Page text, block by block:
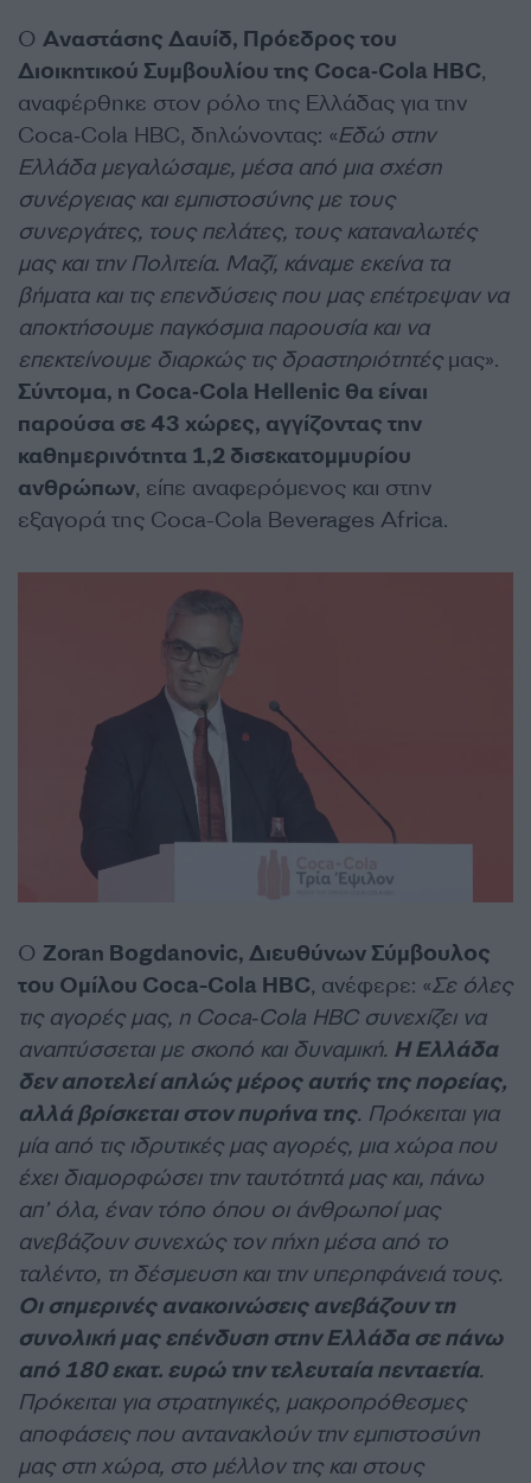
Ο Αναστάσης Δαυίδ, Πρόεδρος του
Διοικητικού Συμβουλίου της Coca‑Cola HBC,
αναφέρθηκε στον ρόλο της Ελλάδας για την
Coca‑Cola HBC, δηλώνοντας: «Εδώ στην
Ελλάδα μεγαλώσαμε, μέσα από μια σχέση
συνέργειας και εμπιστοσύνης με τους
συνεργάτες, τους πελάτες, τους καταναλωτές
μας και την Πολιτεία. Μαζί, κάναμε εκείνα τα
βήματα και τις επενδύσεις που μας επέτρεψαν να
αποκτήσουμε παγκόσμια παρουσία και να
επεκτείνουμε διαρκώς τις δραστηριότητέςμας».
Σύντομα, η Coca‑Cola Hellenic θα είναι
παρούσα σε 43 χώρες, αγγίζοντας την
καθημερινότητα 1,2 δισεκατομμυρίου
ανθρώπων, είπε αναφερόμενος και στην
εξαγορά της Coca-Cola Beverages Africa.
Ο Zoran Bogdanovic, Διευθύνων Σύμβουλος
του Ομίλου Coca-Cola HBC, ανέφερε: «Σε όλες
τις αγορές μας, η Coca‑Cola HBC συνεχίζει να
αναπτύσσεται με σκοπό και δυναμική. Η Ελλάδα
δεν αποτελεί απλώς μέρος αυτής της πορείας,
αλλά βρίσκεται στον πυρήνα της. Πρόκειται για
μία από τις ιδρυτικές μας αγορές, μια χώρα που
έχει διαμορφώσει την ταυτότητά μας και, πάνω
απ’ όλα, έναν τόπο όπου οι άνθρωποί μας
ανεβάζουν συνεχώς τον πήχη μέσα από το
ταλέντο, τη δέσμευση και την υπερηφάνειά τους.
Οι σημερινές ανακοινώσεις ανεβάζουν τη
συνολική μας επένδυση στην Ελλάδα σε πάνω
από 180 εκατ. ευρώ την τελευταία πενταετία.
Πρόκειται για στρατηγικές, μακροπρόθεσμες
αποφάσεις που αντανακλούν την εμπιστοσύνη
μας στη χώρα, στο μέλλον της και στους